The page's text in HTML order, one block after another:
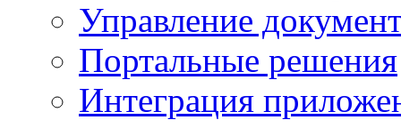
Управление
Портальные решения
Интеграция